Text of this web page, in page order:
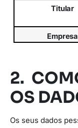
Titular
Empresa
2.
OS
Os seus dados